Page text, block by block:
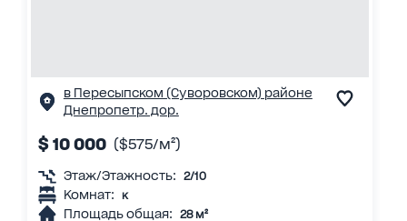
в Пересыпском (Суворовском) районе
Днепропетр. дор.
$ 10 000 ($575/м²)
Этаж/Этажность: 2/10
Комнат: к
Площадь общая: 28 м²